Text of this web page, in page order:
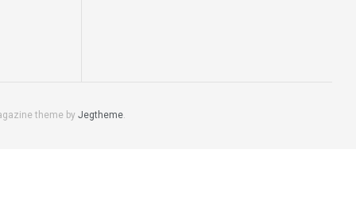
theme by Jegtheme